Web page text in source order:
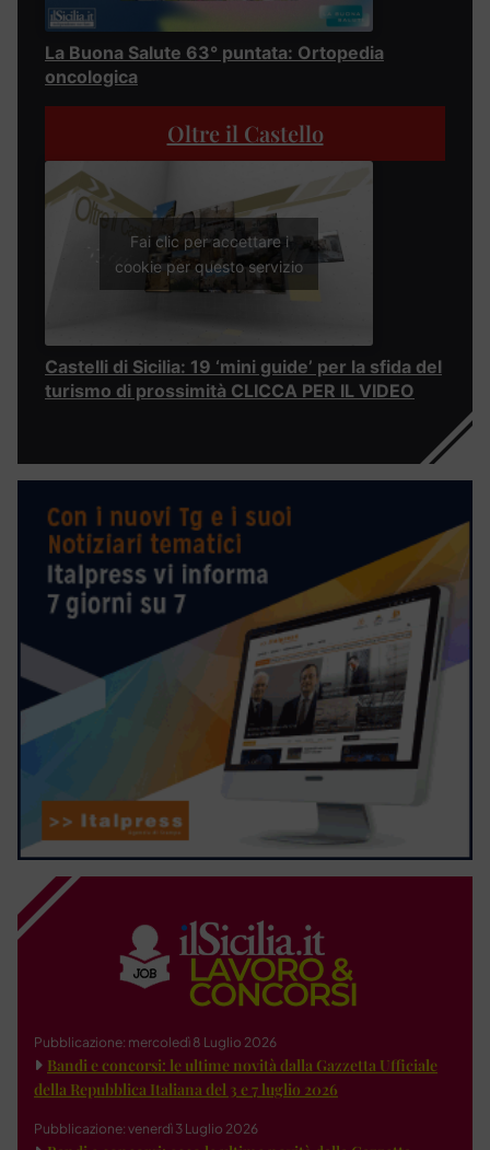
La Buona Salute 63° puntata: Ortopedia
oncologica
Oltre il Castello
Fai clic per accettare i
cookie per questo servizio
Castelli di Sicilia: 19 ‘mini guide’ per la sfida del
turismo di prossimità CLICCA PER IL VIDEO
Pubblicazione: mercoledì 8 Luglio 2026
Bandi e concorsi: le ultime novità dalla Gazzetta Ufficiale
della Repubblica Italiana del 3 e 7 luglio 2026
Pubblicazione: venerdì 3 Luglio 2026